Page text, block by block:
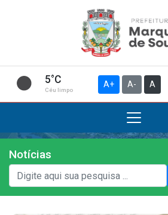
5°C
Céu limpo
A+ A- A
Institucional
A Prefeitura
Notícias